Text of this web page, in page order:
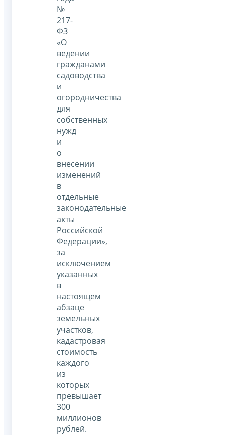
№
217-
ФЗ
«О
ведении
гражданами
садоводства
и
огородничества
для
собственных
нужд
и
о
внесении
изменений
в
отдельные
законодательные
акты
Российской
Федерации»,
за
исключением
указанных
в
настоящем
абзаце
земельных
участков,
кадастровая
стоимость
каждого
из
которых
превышает
300
миллионов
рублей.